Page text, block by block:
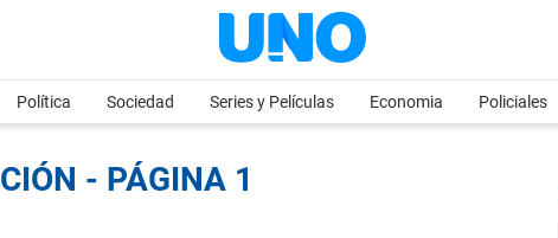
Política Sociedad Series y Películas Economia Policiales
- PÁGINA 1